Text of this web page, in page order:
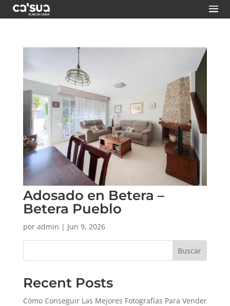
Skip
content
Adosado en Betera –
Betera Pueblo
por admin | Jun 9, 2026
Buscar
Recent Posts
Cómo Conseguir Las Mejores Fotografías Para Vender